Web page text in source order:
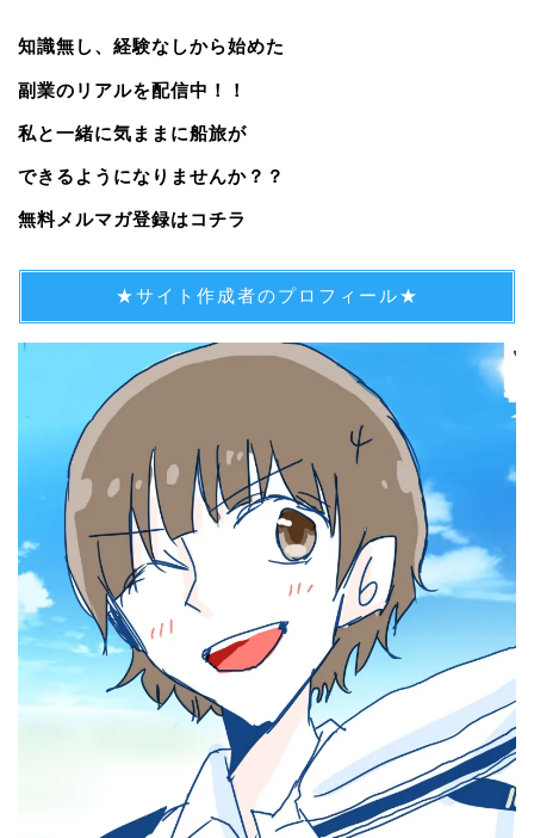
知識無し、経験なしから始めた
副業のリアルを配信中！！
私と一緒に気ままに船旅が
できるようになりませんか？？
無料メルマガ登録はコチラ
★サイト作成者のプロフィール★